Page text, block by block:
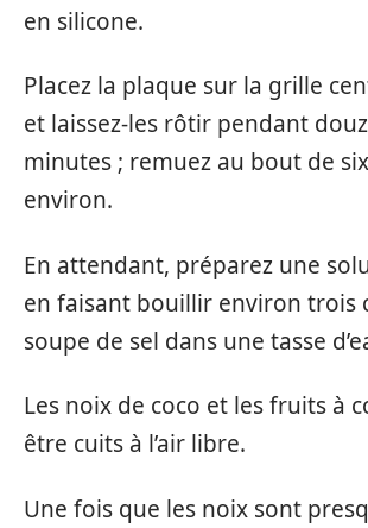
en silicone.
Placez la plaque sur la grille
et laissez-les rôtir pendant
minutes ; remuez au bout de
environ.
En attendant, préparez une
en faisant bouillir environ trois
soupe de sel dans une tasse
Les noix de coco et les fruits à
être cuits à l’air libre.
Une fois que les noix sont